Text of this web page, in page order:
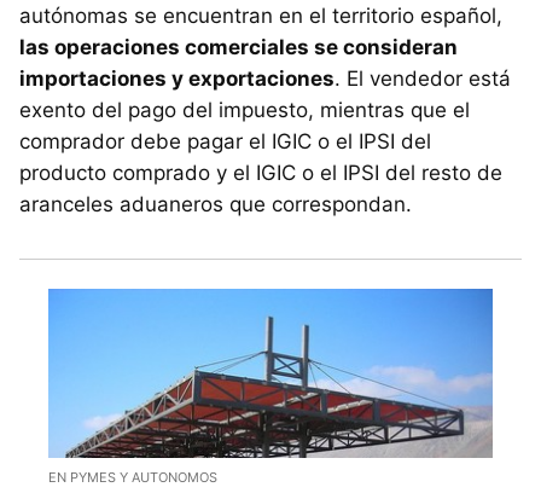
autónomas se encuentran en el territorio español,
las operaciones comerciales se consideran
importaciones y exportaciones. El vendedor está
exento del pago del impuesto, mientras que el
comprador debe pagar el IGIC o el IPSI del
producto comprado y el IGIC o el IPSI del resto de
aranceles aduaneros que correspondan.
EN PYMES Y AUTONOMOS